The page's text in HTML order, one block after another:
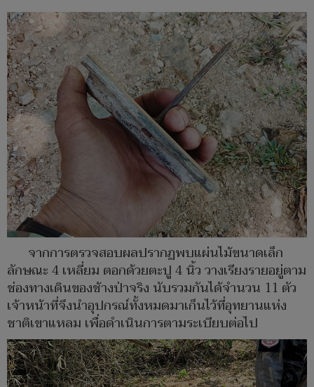
จากการตรวจสอบผลปรากฏพบแผ่นไม้ขนาดเล็ก
ลักษณะ 4 เหลี่ยม ตอกด้วยตะปู 4 นิ้ว วางเรียงรายอยู่ตาม
ช่องทางเดินของช้างป่าจริง นับรวมกันได้จำนวน 11 ตัว
เจ้าหน้าที่จึงนำอุปกรณ์ทั้งหมดมาเก็นไว้ที่อุทยานแห่ง
ชาติเขาแหลม เพื่อดำเนินการตามระเบียบต่อไป